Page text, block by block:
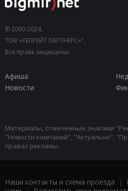
© 2000-2024,
ТОВ «КЕПРЕЙТ ПАРТНЕРС»".
Все права защищены.
Афиша
Новости
Материалы, отмеченные знаками
"Новости компаний", "Актуально",
правах рекламы.
Наши контакты и схема проезда |